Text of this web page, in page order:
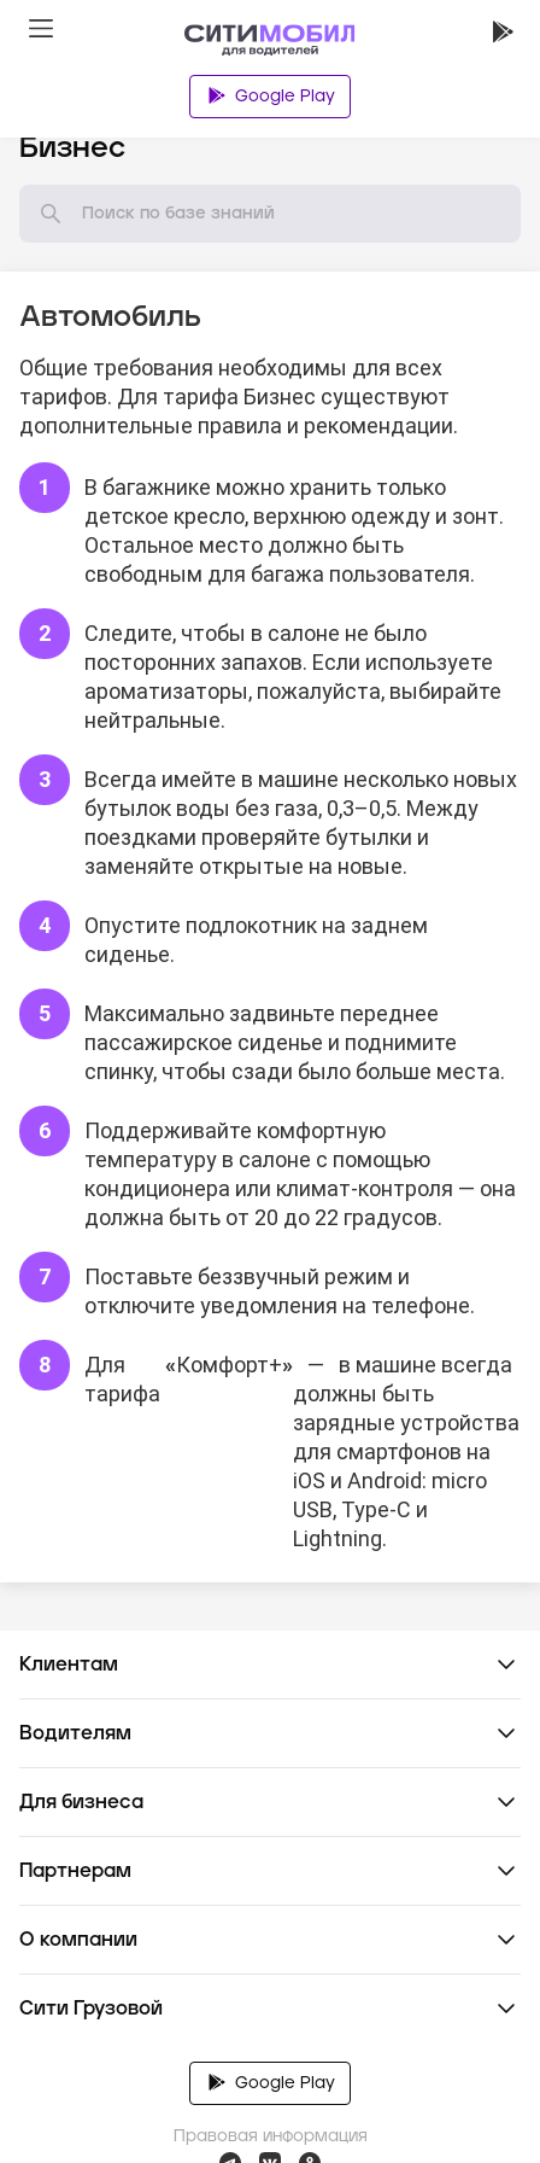
Google Play
Бизнес
Автомобиль
Общие требования необходимы для всех
тарифов. Для тарифа Бизнес существуют
дополнительные правила и рекомендации.
В багажнике можно хранить только
детское кресло, верхнюю одежду и зонт.
Остальное место должно быть
свободным для багажа пользователя.
Следите, чтобы в салоне не было
посторонних запахов. Если используете
ароматизаторы, пожалуйста, выбирайте
нейтральные.
Всегда имейте в машине несколько новых
бутылок воды без газа, 0,3–0,5. Между
поездками проверяйте бутылки и
заменяйте открытые на новые.
Опустите подлокотник на заднем
сиденье.
Максимально задвиньте переднее
пассажирское сиденье и поднимите
спинку, чтобы сзади было больше места.
Поддерживайте комфортную
температуру в салоне с помощью
кондиционера или климат-контроля — она
должна быть от 20 до 22 градусов.
Поставьте беззвучный режим и
отключите уведомления на телефоне.
Для
тарифа
«Комфорт+» — в машине всегда
должны быть
зарядные устройства
для смартфонов на
iOS и Android: micro
USB, Type-C и
Lightning.
Клиентам
Водителям
Для бизнеса
Партнерам
О компании
Сити Грузовой
Google Play
Правовая информация